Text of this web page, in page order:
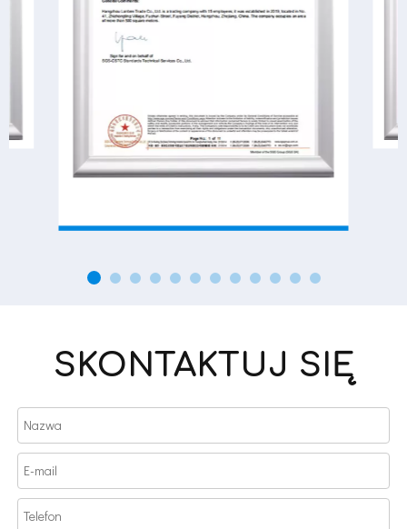
SKONTAKTUJ SIĘ